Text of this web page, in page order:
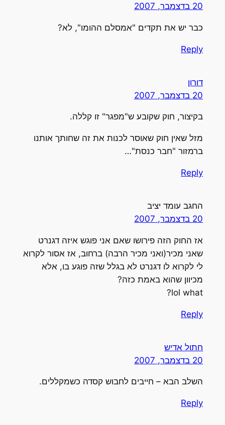
20 בדצמבר, 2007
כבר יש את תקדים "אמסלם ההומו", לא?
Reply
דורון
20 בדצמבר, 2007
בקיצור, חוק שקובע ש"מפגר" זו קללה.
מזל שאין חוק שאוסר לכנות את זה שחותך אותנו
ברמזור "חבר כנסת"…
Reply
החגב עומד יציב
20 בדצמבר, 2007
אז החוק הזה פירושו שאם אני פוגש איזה דגנרט
שאני מכיר(ואני מכיר הרבה) ברחוב, אז אסור לקרוא
לי לקרוא לו דגנרט לא בגלל שזה פוגע בו, אלא
מכיוון שהוא באמת כזה?
lol what?
Reply
חתול אדיש
20 בדצמבר, 2007
השלב הבא – חייבים לחבוש קסדה כשמקללים.
Reply